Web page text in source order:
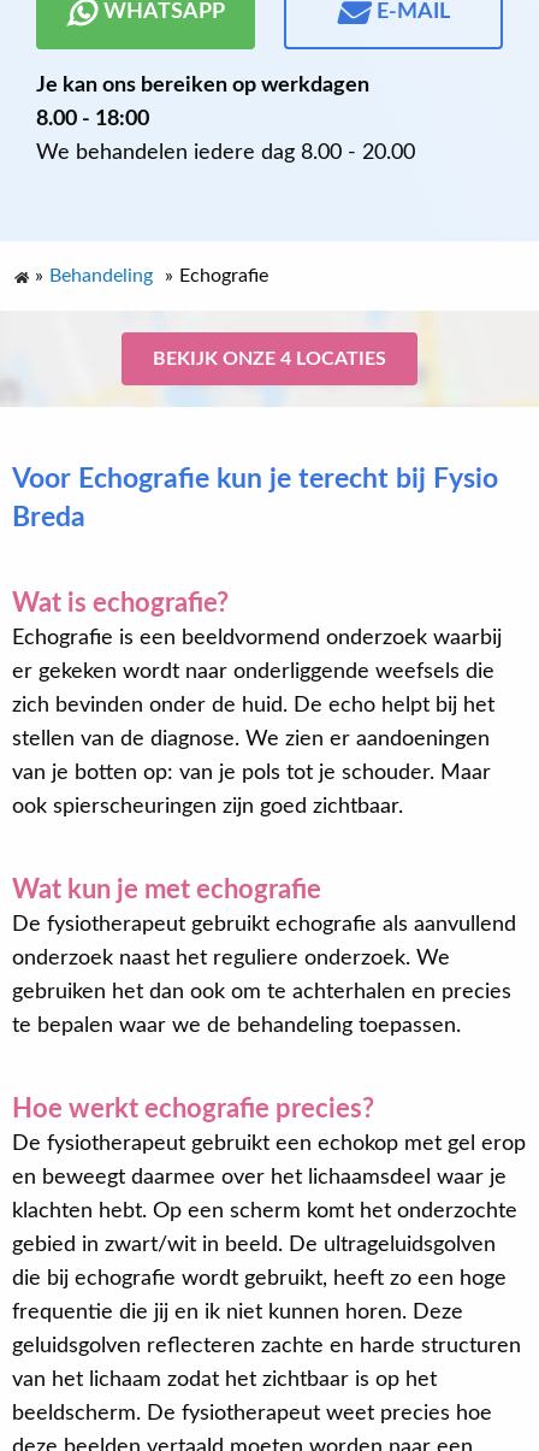
WHATSAPP E-MAIL
Je kan ons bereiken op werkdagen
8.00 - 18:00
We behandelen iedere dag 8.00 - 20.00
» Behandeling » Echografie
BEKIJK ONZE 4 LOCATIES
Voor Echografie kun je terecht bij Fysio
Breda
Wat is echografie?
Echografie is een beeldvormend onderzoek waarbij
er gekeken wordt naar onderliggende weefsels die
zich bevinden onder de huid. De echo helpt bij het
stellen van de diagnose. We zien er aandoeningen
van je botten op: van je pols tot je schouder. Maar
ook spierscheuringen zijn goed zichtbaar.
Wat kun je met echografie
De fysiotherapeut gebruikt echografie als aanvullend
onderzoek naast het reguliere onderzoek. We
gebruiken het dan ook om te achterhalen en precies
te bepalen waar we de behandeling toepassen.
Hoe werkt echografie precies?
De fysiotherapeut gebruikt een echokop met gel erop
en beweegt daarmee over het lichaamsdeel waar je
klachten hebt. Op een scherm komt het onderzochte
gebied in zwart/wit in beeld. De ultrageluidsgolven
die bij echografie wordt gebruikt, heeft zo een hoge
frequentie die jij en ik niet kunnen horen. Deze
geluidsgolven reflecteren zachte en harde structuren
van het lichaam zodat het zichtbaar is op het
beeldscherm. De fysiotherapeut weet precies hoe